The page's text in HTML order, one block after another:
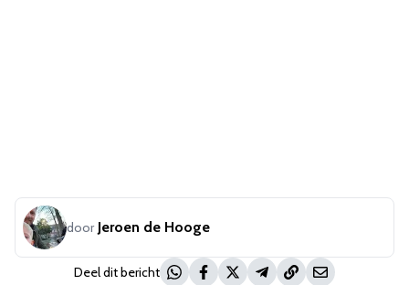
door Jeroen de Hooge
Deel dit bericht